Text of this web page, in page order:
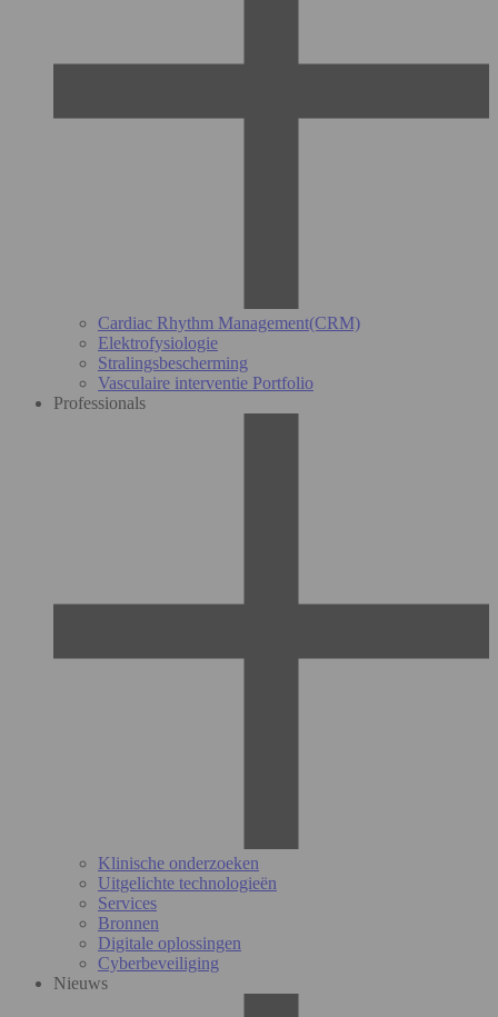
Cardiac Rhythm Management(CRM)
Elektrofysiologie
Stralingsbescherming
Vasculaire interventie Portfolio
Professionals
Klinische onderzoeken
Uitgelichte technologieën
Services
Bronnen
Digitale oplossingen
Cyberbeveiliging
Nieuws